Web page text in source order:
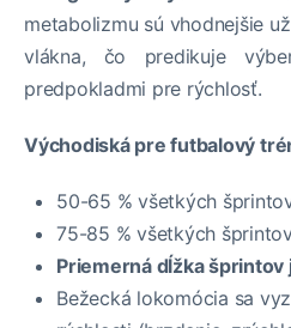
metabolizmu sú vhodnejšie
vlákna, čo predikuje
predpokladmi pre rýchlosť.
Východiská pre futbalový
50-65 % všetkých
75-85 % všetkých
Priemerná dĺžka šprintov
Bežecká lokomócia sa